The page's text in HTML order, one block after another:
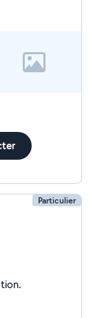
Particulier
présentation.